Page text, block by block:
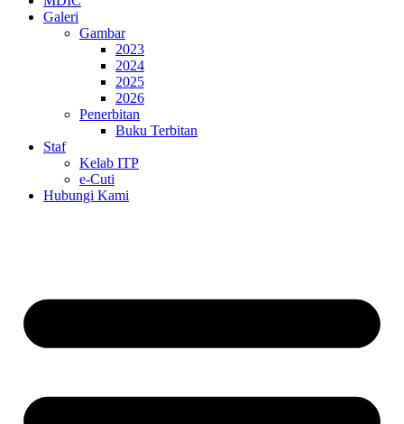
Galeri
Gambar
2023
2024
2025
2026
Penerbitan
Buku Terbitan
Staf
Kelab ITP
e-Cuti
Hubungi Kami